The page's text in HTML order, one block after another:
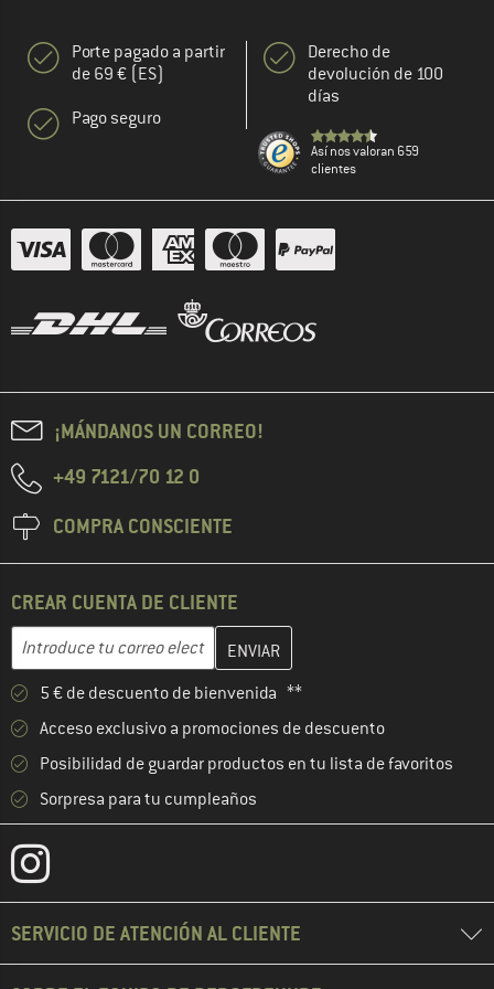
Porte pagado a partir
de 69 € (ES)
Pago seguro
Derecho de
devolución de 100
días
Así nos valoran 659
clientes
¡MÁNDANOS UN CORREO!
+49 7121/70 12 0
COMPRA CONSCIENTE
CREAR CUENTA DE CLIENTE
Dirección de correo electrónico
Introduce aquí tu dirección de correo electrónico y crea tu
5 € de descuento de bienvenida **
Acceso exclusivo a promociones de descuento
Posibilidad de guardar productos en tu lista de favoritos
Sorpresa para tu cumpleaños
SERVICIO DE ATENCIÓN AL CLIENTE